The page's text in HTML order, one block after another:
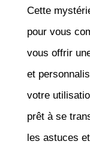
Cette
pour vous
vous offrir
et
votre
prêt à se
les astuces